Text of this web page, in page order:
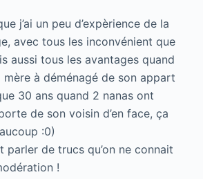
j’ai un peu d’expèrience de la
avec tous les inconvénient que
aussi tous les avantages quand
mère à déménagé de son appart
30 ans quand 2 nanas ont
de son voisin d’en face, ça
:0)
parler de trucs qu’on ne connait
!